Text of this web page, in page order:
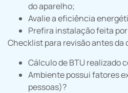
do aparelho;
Avalie a eficiência
Prefira instalação feita
Checklist para revisão antes da
Cálculo de BTU realizado
Ambiente possui fatores
pessoas)?